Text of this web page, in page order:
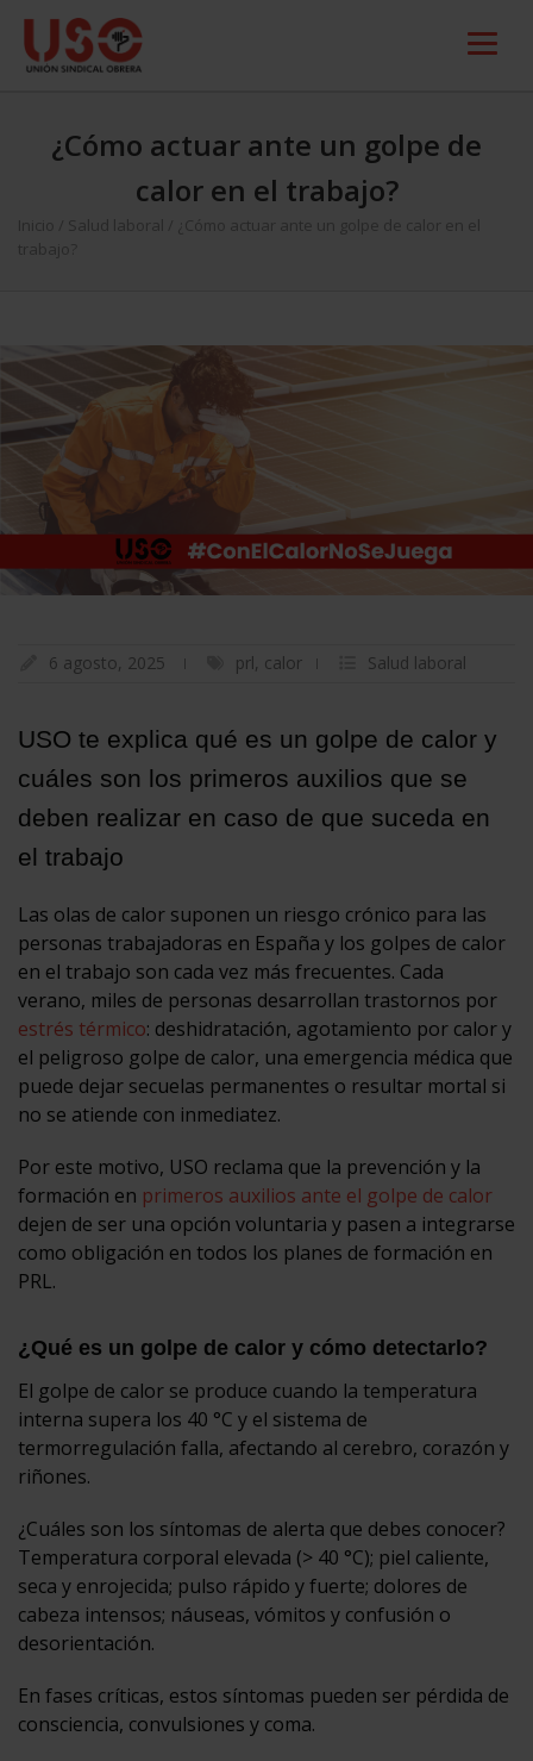
¿Cómo actuar ante un golpe de
calor en el trabajo?
Inicio Salud laboral
¿Cómo actuar ante un golpe de calor en el
trabajo?
6 agosto, 2025 prl, calor Salud laboral
USO te explica qué es un golpe de calor y
cuáles son los primeros auxilios que se
deben realizar en caso de que suceda en
el trabajo
Las olas de calor suponen un riesgo crónico para las
personas trabajadoras en España y los golpes de calor
en el trabajo son cada vez más frecuentes. Cada
verano, miles de personas desarrollan trastornos por
estrés térmico: deshidratación, agotamiento por calor y
el peligroso golpe de calor, una emergencia médica que
puede dejar secuelas permanentes o resultar mortal si
no se atiende con inmediatez.
Por este motivo, USO reclama que la prevención y la
formación en primeros auxilios ante el golpe de calor
dejen de ser una opción voluntaria y pasen a integrarse
como obligación en todos los planes de formación en
PRL.
¿Qué es un golpe de calor y cómo detectarlo?
El golpe de calor se produce cuando la temperatura
interna supera los 40 °C y el sistema de
termorregulación falla, afectando al cerebro, corazón y
riñones.
¿Cuáles son los síntomas de alerta que debes conocer?
Temperatura corporal elevada (> 40 °C); piel caliente,
seca y enrojecida; pulso rápido y fuerte; dolores de
cabeza intensos; náuseas, vómitos y confusión o
desorientación.
En fases críticas, estos síntomas pueden ser pérdida de
consciencia, convulsiones y coma.